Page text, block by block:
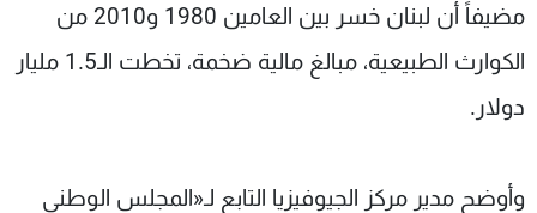
مضيفاً أن لبنان خسر بين العامين 1980 و2010 من
الكوارث الطبيعية، مبالغ مالية ضخمة، تخطت الـ1.5 مليار
دولار.
وأوضح مدير مركز الجيوفيزيا التابع لـ«المجلس الوطني